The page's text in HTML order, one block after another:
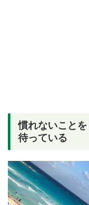
慣れないこと
待っている